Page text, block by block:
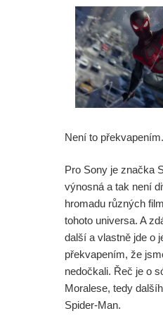
Není to překvapením.
Pro Sony je značka
výnosná a tak není
hromadu různých
tohoto universa. A
další a vlastně jde o
překvapením, že
nedočkali. Řeč je o
Moralese, tedy
Spider-Man.